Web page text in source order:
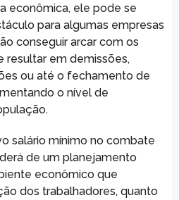
econômica, ele pode se
para algumas empresas
conseguir arcar com os
resultar em demissões,
ou até o fechamento de
o nível de
salário mínimo no combate
de um planejamento
econômico que
dos trabalhadores, quanto